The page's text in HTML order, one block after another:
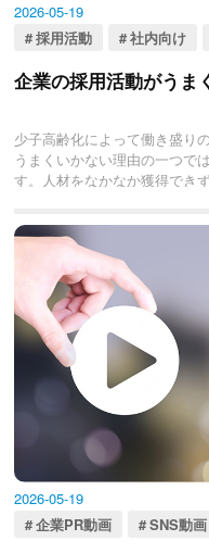
2026-05-19
採用活動
社内向け
企業の採用活動がうま
少子高齢化によって働き盛り
うまくいかない理由の一つで
す。人材をなかなか獲得でき
2026-05-19
企業PR動画
SNS動画